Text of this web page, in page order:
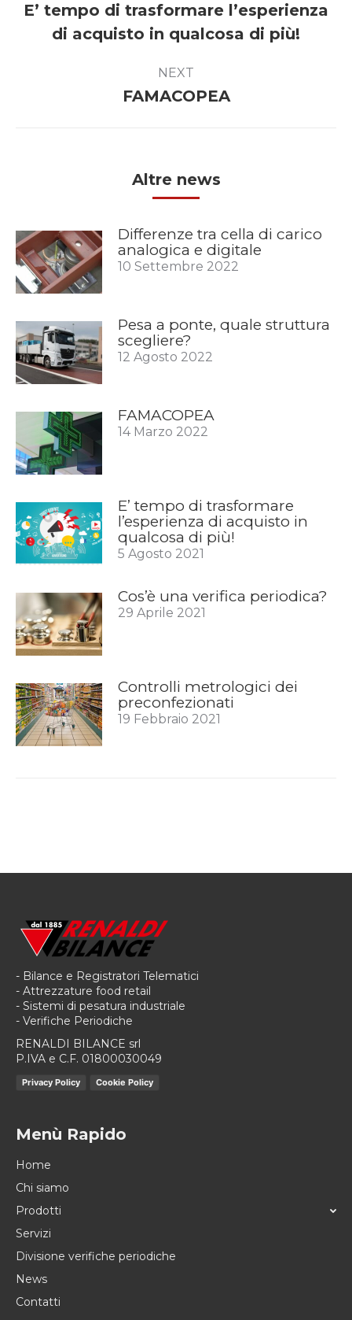
Previous
post:
E’ tempo di trasformare l’esperienza
di acquisto in qualcosa di più!
NEXT
Next
FAMACOPEA
Altre news
Differenze tra cella di carico
analogica e digitale
10 Settembre 2022
Pesa a ponte, quale struttura
scegliere?
12 Agosto 2022
FAMACOPEA
14 Marzo 2022
E’ tempo di trasformare
l’esperienza di acquisto in
qualcosa di più!
5 Agosto 2021
Cos’è una verifica periodica?
29 Aprile 2021
Controlli metrologici dei
preconfezionati
19 Febbraio 2021
- Bilance e Registratori Telematici
- Attrezzature food retail
- Sistemi di pesatura industriale
- Verifiche Periodiche
RENALDI BILANCE srl
P.IVA e C.F. 01800030049
Privacy Policy Cookie Policy
Menù Rapido
Home
Chi siamo
Prodotti
Servizi
Divisione verifiche periodiche
News
Contatti